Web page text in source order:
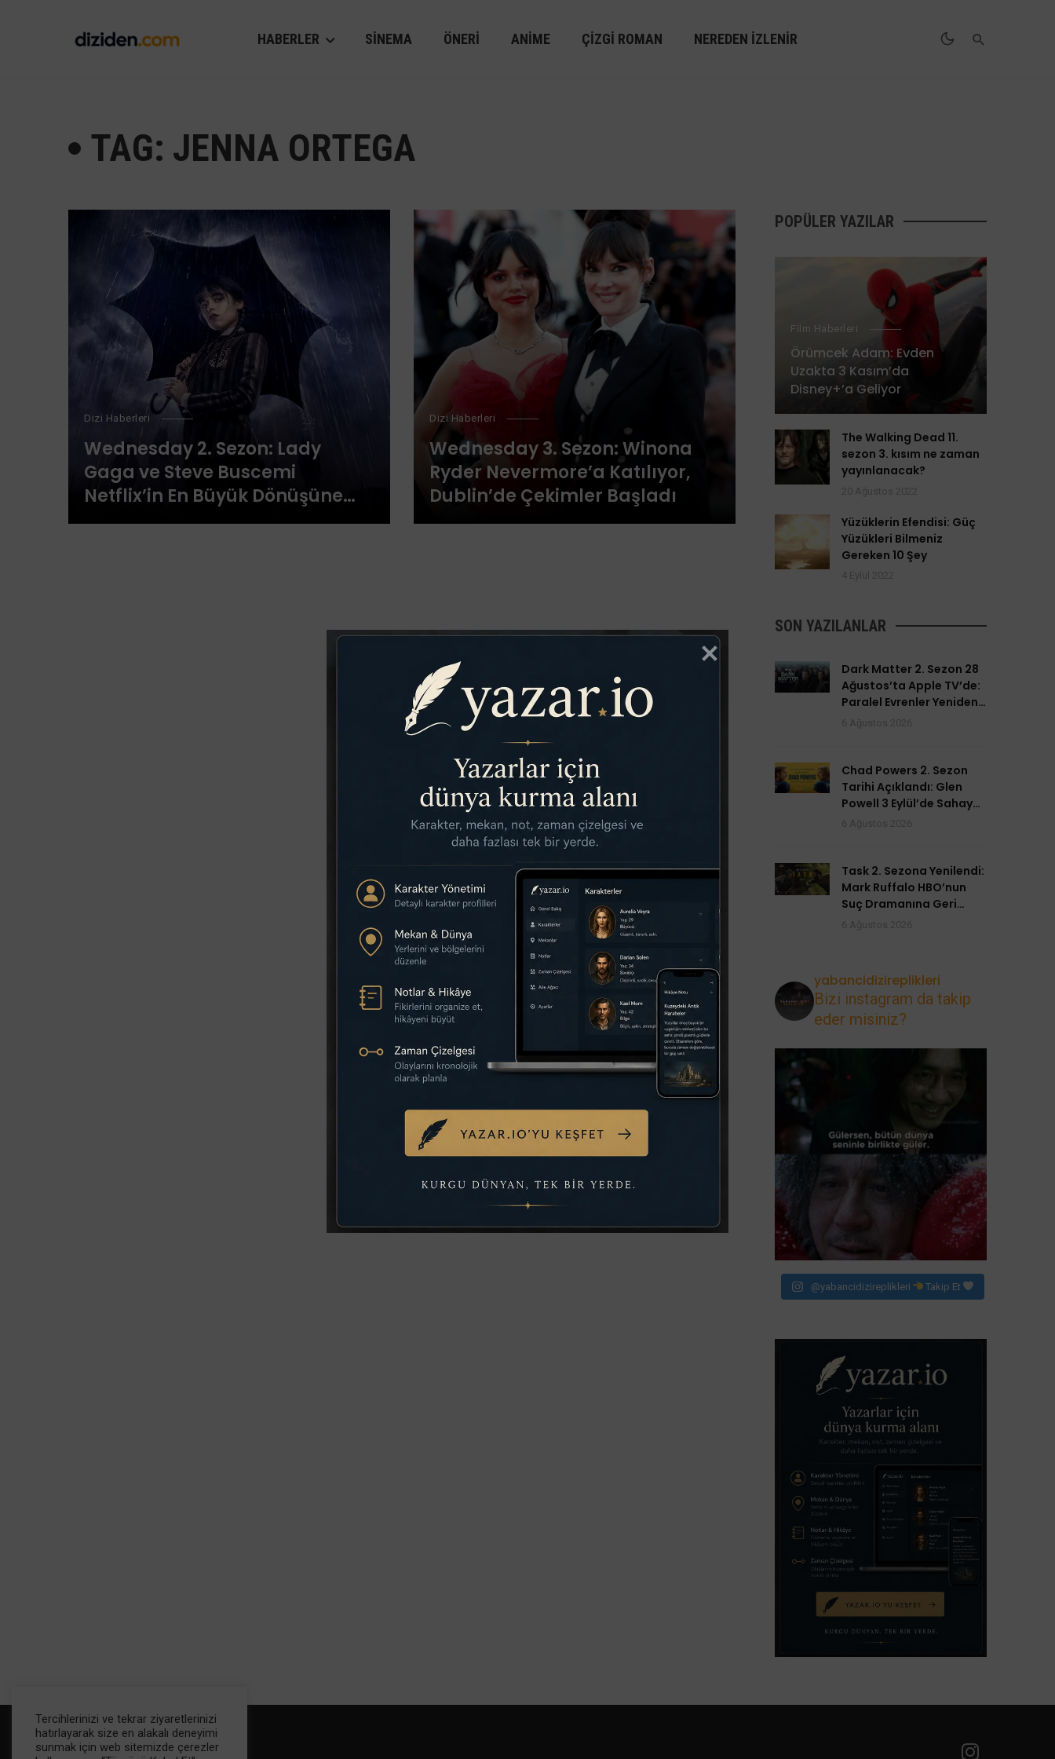
HABERLER SINEMA ÖNERI ANIME ÇIZGI ROMAN NEREDEN İZLENIR
TAG: JENNA ORTEGA
Dizi Haberleri
Wednesday 2. Sezon: Lady
Gaga ve Steve Buscemi
Netflix’in En Büyük Dönüşüne
Katılıyor
Dizi Haberleri
Wednesday 3. Sezon: Winona
Ryder Nevermore’a Katılıyor,
Dublin’de Çekimler Başladı
POPÜLER YAZILAR
Film Haberleri
Örümcek Adam: Evden
Uzakta 3 Kasım’da
Disney+’a Geliyor
The Walking Dead 11.
sezon 3. kısım ne zaman
yayınlanacak?
Yüzüklerin Efendisi: Güç
Yüzükleri Bilmeniz
Gereken 10 Şey
SON YAZILANLAR
Dark Matter 2. Sezon 28
Ağustos’ta Apple TV’de:
Paralel Evrenler Yeniden
Chad Powers 2. Sezon
Tarihi Açıklandı: Glen
Powell 3 Eylül’de Sahaya
Task 2. Sezona Yenilendi:
Mark Ruffalo HBO’nun
Suç Dramanına Geri
yabancidizireplikleri
Bizi instagram da takip
eder misiniz?
@yabancidizireplikleri Takip Et
Tercihlerinizi ve tekrar ziyaretlerinizi
hatırlayarak size en alakalı deneyimi
sunmak için web sitemizde çerezler